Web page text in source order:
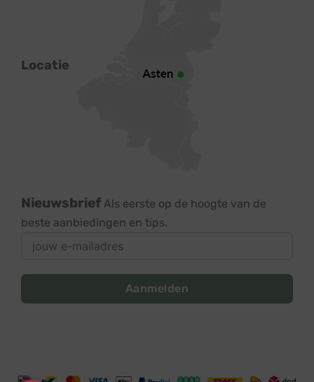
Locatie
Nieuwsbrief Als eerste op de hoogte van de
beste aanbiedingen en tips.
Aanmelden